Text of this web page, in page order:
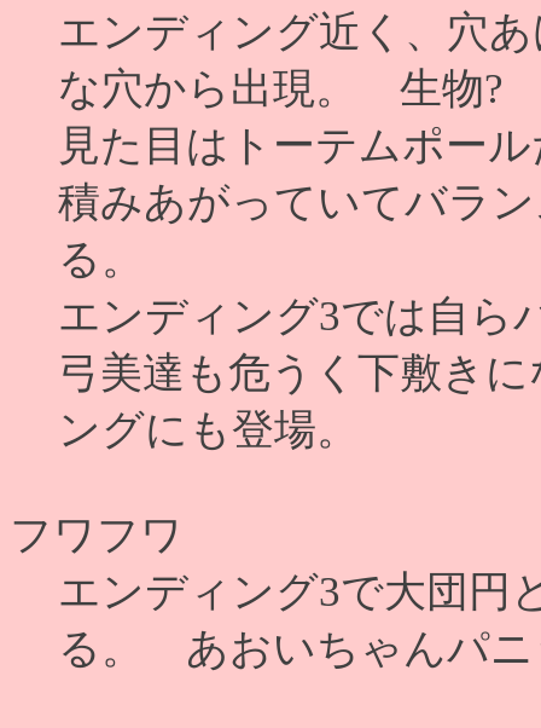
エンディング近く、穴
な穴から出現。 生物?
見た目はトーテムポー
積みあがっていてバラ
る。
エンディング3では自
弓美達も危うく下敷き
ングにも登場。
フワフワ
エンディング3で大団円
る。 あおいちゃんパニ